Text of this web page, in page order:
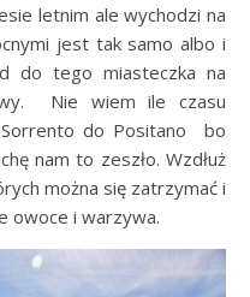
letnim ale wychodzi na
jest tak samo albo i
do tego miasteczka na
Nie wiem ile czasu
do Positano bo
nam to zeszło. Wzdłuż
można się zatrzymać i
owoce i warzywa.